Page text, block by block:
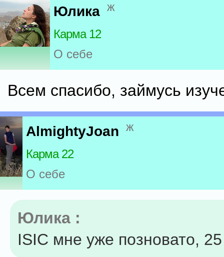
Юлика ж
Карма 12
О себе
Всем спасибо, займусь
AlmightyJoan ж
Карма 22
О себе
Юлика :
ISIC мне уже позновато,